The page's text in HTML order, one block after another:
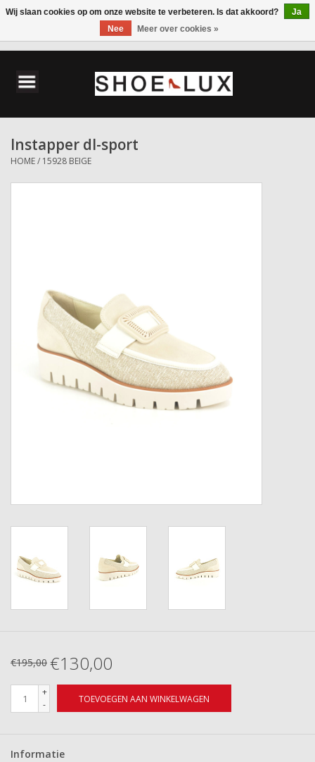
Herenschoenen
Accessoires
Instapper dl-sport
HOME/ 15928 BEIGE
€195,00 €130,00
+
-
TOEVOEGEN AAN WINKELWAGEN
Informatie
Wij slaan cookies op om onze website te verbeteren. Is dat akkoord?
Ja
Nee
Meer over cookies »